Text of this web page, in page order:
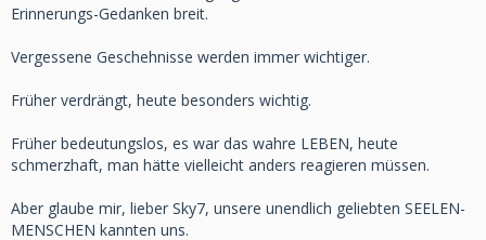
Erinnerungs-Gedanken breit.
Vergessene Geschehnisse werden immer wichtiger.
Früher verdrängt, heute besonders wichtig.
Früher bedeutungslos, es war das wahre LEBEN, heute
schmerzhaft, man hätte vielleicht anders reagieren müssen.
Aber glaube mir, lieber Sky7, unsere unendlich geliebten SEELEN-
MENSCHEN kannten uns.